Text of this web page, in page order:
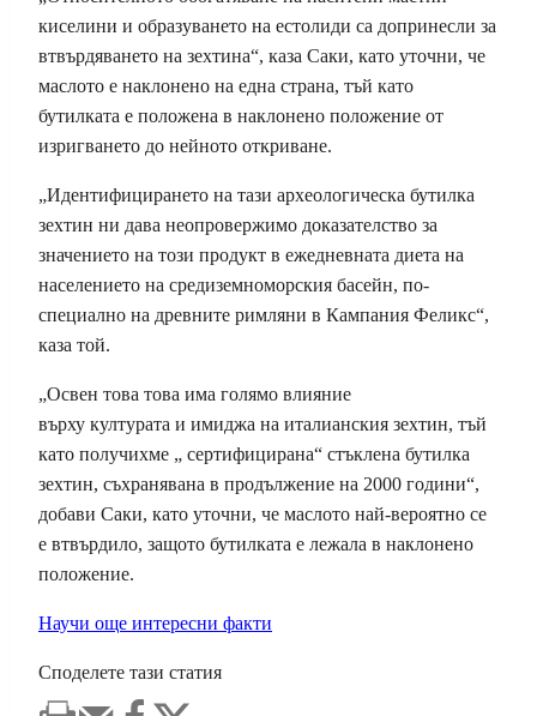
киселини и образуването на естолиди са допринесли за
втвърдяването на зехтина“, каза Саки, като уточни, че
маслото е наклонено на една страна, тъй като
бутилката е положена в наклонено положение от
изригването до нейното откриване.
„Идентифицирането на тази археологическа бутилка
зехтин ни дава неопровержимо доказателство за
значението на този продукт в ежедневната диета на
населението на средиземноморския басейн, по-
специално на древните римляни в Кампания Феликс“,
каза той.
„Освен това това има голямо влияние
върху културата и имиджа на италианския зехтин, тъй
като получихме „ сертифицирана“ стъклена бутилка
зехтин, съхранявана в продължение на 2000 години“,
добави Саки, като уточни, че маслото най-вероятно се
е втвърдило, защото бутилката е лежала в наклонено
положение.
Научи още интересни факти
Споделете тази статия